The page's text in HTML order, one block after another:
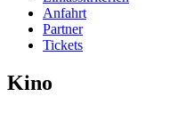
Anfahrt
Partner
Tickets
Kino